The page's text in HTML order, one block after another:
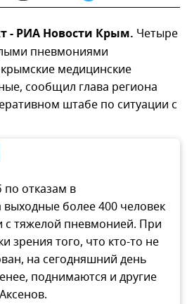
- РИА Новости Крым. Четыре
пневмониями
медицинские
сообщил глава региона
штабе по ситуации с
отказам в
выходные более 400 человек
с тяжелой пневмонией. При
зрения того, что кто-то не
на сегодняшний день
поднимаются и другие